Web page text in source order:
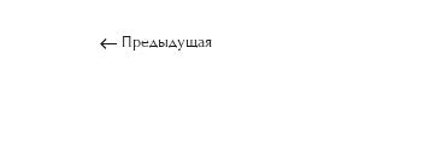
Предыдущая